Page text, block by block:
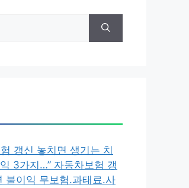
갱신 놓치면 생기는 치
3가지…” 자동차보험 갱
불이익 무보험.과태료.사